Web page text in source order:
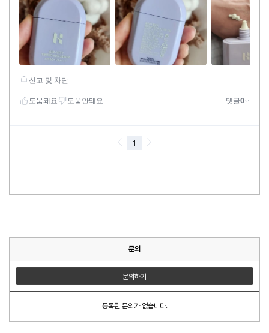
문의
문의하기
등록된 문의가 없습니다.